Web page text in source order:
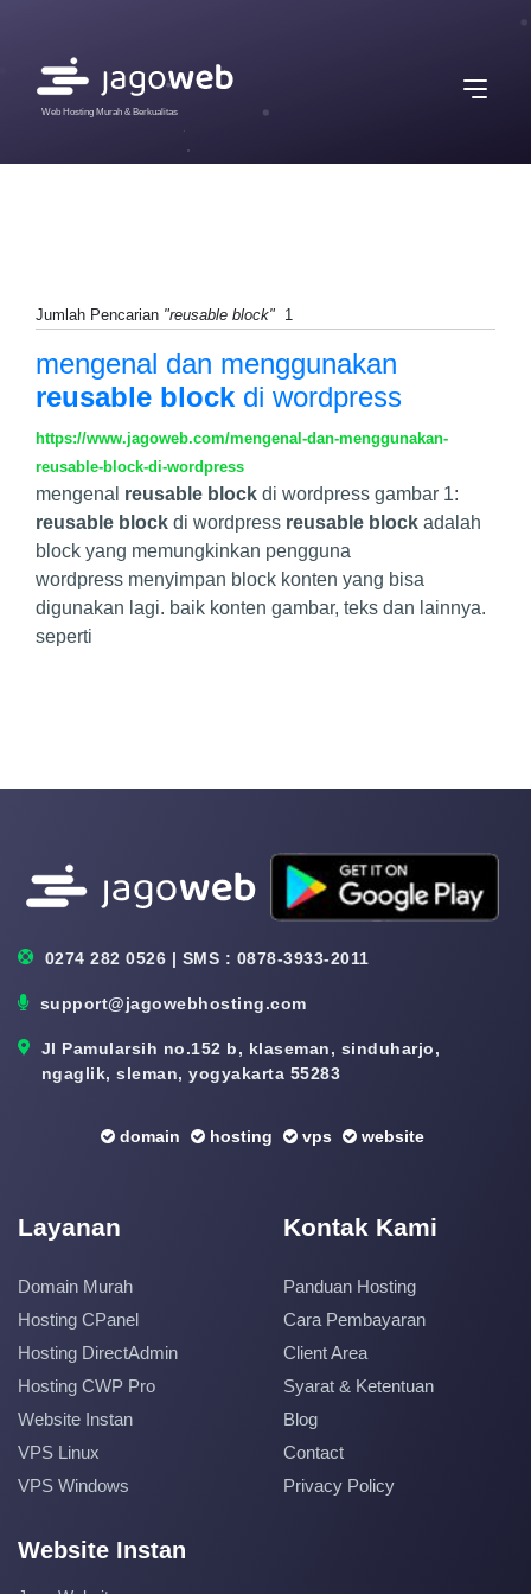
Web Hosting Murah & Berkualitas
Jumlah Pencarian "reusable block" 1
mengenal dan menggunakan
reusable block di wordpress
https://www.jagoweb.com/mengenal-dan-menggunakan-
reusable-block-di-wordpress
mengenal reusable block di wordpress gambar 1:
reusable block di wordpress reusable block adalah
block yang memungkinkan pengguna
wordpress menyimpan block konten yang bisa
digunakan lagi. baik konten gambar, teks dan lainnya.
seperti
0274 282 0526 | SMS : 0878-3933-2011
support@jagowebhosting.com
Jl Pamularsih no.152 b, klaseman, sinduharjo,
ngaglik, sleman, yogyakarta 55283
domain hosting vps website
Layanan
Domain Murah
Hosting CPanel
Hosting DirectAdmin
Hosting CWP Pro
Website Instan
VPS Linux
VPS Windows
Kontak Kami
Panduan Hosting
Cara Pembayaran
Client Area
Syarat & Ketentuan
Blog
Contact
Privacy Policy
Website Instan